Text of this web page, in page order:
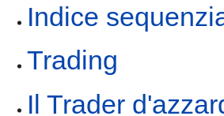
Indice
Trading
Il Trader